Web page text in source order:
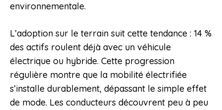
environnementale.
L’adoption sur le terrain suit cette tendance : 14 %
des actifs roulent déjà avec un véhicule
électrique ou hybride. Cette progression
régulière montre que la mobilité électrifiée
s’installe durablement, dépassant le simple effet
de mode. Les conducteurs découvrent peu à peu